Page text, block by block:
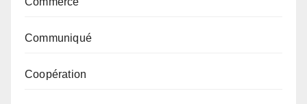
Communiqué
Coopération